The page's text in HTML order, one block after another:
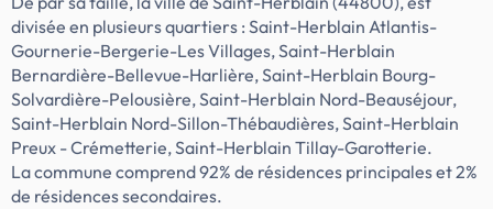
proximité, du grand centre commercial
Atlantis ainsi que de la zone d’activité de la
route de Vannes. Saint-Herblain […] Voir le
programme immobilier neuf >>
divisée en plusieurs quartiers : Saint-Herblain Atlantis-
Gournerie-Bergerie-Les Villages, Saint-Herblain
Bernardière-Bellevue-Harlière, Saint-Herblain Bourg-
Solvardière-Pelousière, Saint-Herblain Nord-Beauséjour,
Saint-Herblain Nord-Sillon-Thébaudières, Saint-Herblain
Preux - Crémetterie, Saint-Herblain Tillay-Garotterie.
La commune comprend 92% de résidences principales et 2%
de résidences secondaires.